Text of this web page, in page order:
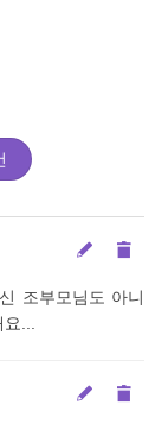
조부모님도 아니
...